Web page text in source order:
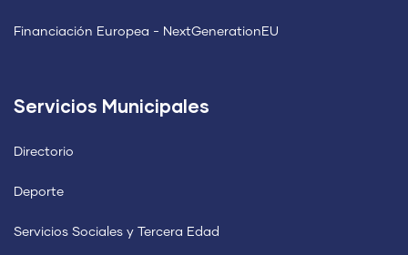
Financiación Europea - NextGenerationEU
Servicios Municipales
Directorio
Deporte
Servicios Sociales y Tercera Edad